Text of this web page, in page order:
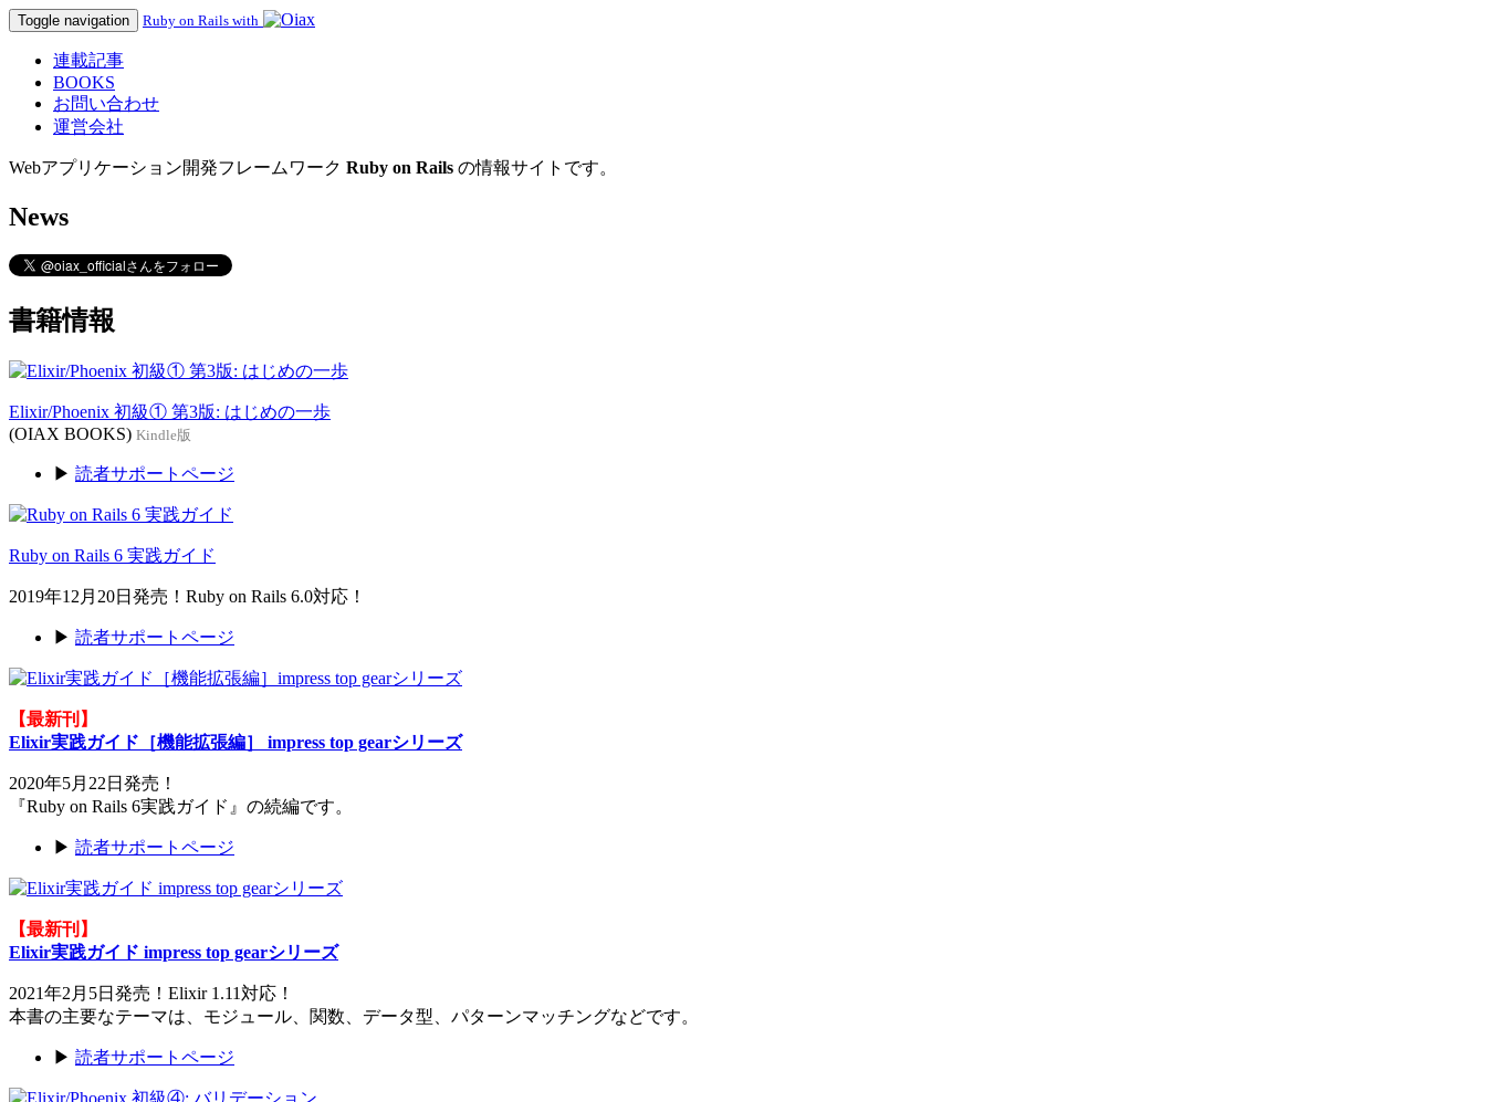
Toggle navigation Ruby on Rails with
連載記事
BOOKS
お問い合わせ
運営会社
Webアプリケーション開発フレームワーク Ruby on Rails の情報サイトです。
News
書籍情報
Elixir/Phoenix 初級① 第3版: はじめの一歩
(OIAX BOOKS) Kindle版
▶ 読者サポートページ
Ruby on Rails 6 実践ガイド
2019年12月20日発売！Ruby on Rails 6.0対応！
▶ 読者サポートページ
【最新刊】
Elixir実践ガイド［機能拡張編］ impress top gearシリーズ
2020年5月22日発売！
『Ruby on Rails 6実践ガイド』の続編です。
▶ 読者サポートページ
【最新刊】
Elixir実践ガイド impress top gearシリーズ
2021年2月5日発売！Elixir 1.11対応！
本書の主要なテーマは、モジュール、関数、データ型、パターンマッチングなどです。
▶ 読者サポートページ